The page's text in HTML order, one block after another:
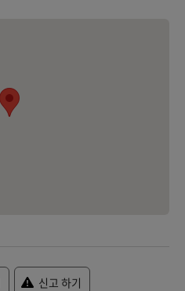
신고 하기